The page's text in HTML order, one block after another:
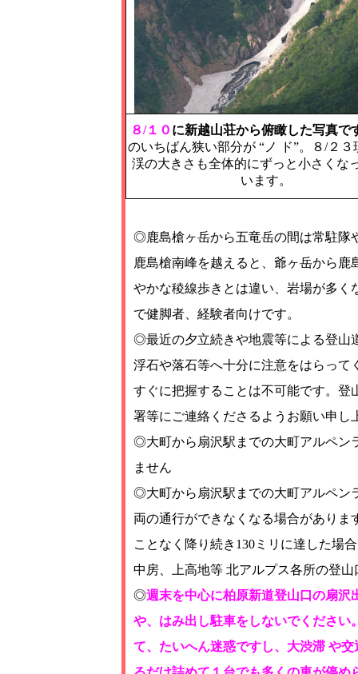
８/１０ に新越山荘から俯瞰した写真で
のいちばん狭い部分が “ノ ド”。８/２３
渓の大きさも全体的にずっと小さくな
います。
◎鹿島槍ヶ岳から五竜岳の間は常駐隊
鹿島槍南峰を越えると、爺ヶ岳から
やかな稜線歩きとは違い、岩場が多く
で健脚者、経験者向けです。
◎最近の夕立続きや地震等による登山
浮石や落石等へ十分に注意をはらって
すぐに把握することは不可能です。登
署等にご連絡くださるようお願い申し
◎大町から扇沢駅までの大町アルペン
ません
◎大町から扇沢駅までの大町アルペン
両の通行ができなくなる場合がありま
ことなく降り続き130ミリに達した
中房、上高地等 北アルプス各所の登
◎週末を中心に柏原新道登山口の扇沢
や、はみ出し駐車をしないでください
て、たいへん迷惑ですし、大渋滞 や